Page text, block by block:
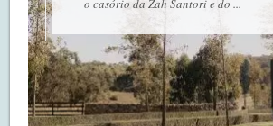
o casório da Zah Santori e do ...